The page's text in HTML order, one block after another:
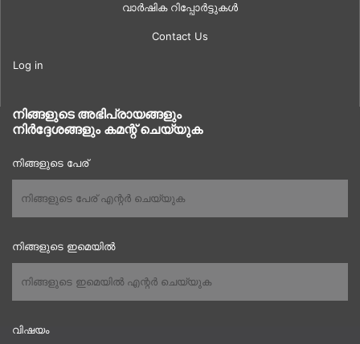
വാർഷിക റിപ്പോർട്ടുകൾ
Contact Us
Log in
നിങ്ങളുടെ അഭിപ്രായങ്ങളും
നിർദ്ദേശങ്ങളും കമന്റ് ചെയ്യുക
നിങ്ങളുടെ പേര്
നിങ്ങളുടെ ഇമെയിൽ
വിഷയം